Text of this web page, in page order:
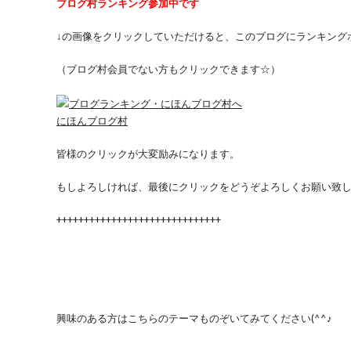
ブログ村ランキング参加中です
↓の画像をクリックしていただけると、このブログにランキング
（ブログ村会員でない方もクリックできます☆）
にほんブログ村
皆様のクリックが大変励みになります。
もしよろしければ、最後にクリックをどうぞよろしくお願い致
++++++++++++++++++++++++++++++
興味のある方はこちらのテーマものぞいてみてください(^^♪